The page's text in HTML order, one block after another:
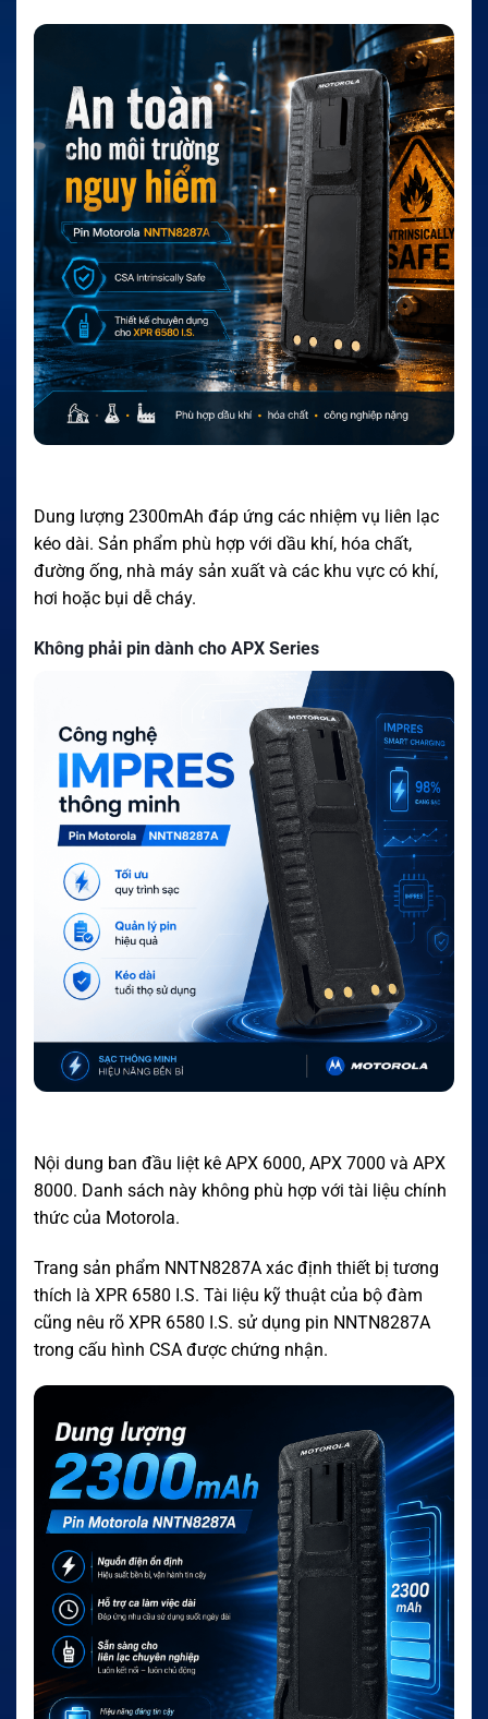
Dung lượng 2300mAh đáp ứng các nhiệm vụ liên lạc
kéo dài. Sản phẩm phù hợp với dầu khí, hóa chất,
đường ống, nhà máy sản xuất và các khu vực có khí,
hơi hoặc bụi dễ cháy.
Không phải pin dành cho APX Series
Nội dung ban đầu liệt kê APX 6000, APX 7000 và APX
8000. Danh sách này không phù hợp với tài liệu chính
thức của Motorola.
Trang sản phẩm NNTN8287A xác định thiết bị tương
thích là XPR 6580 I.S. Tài liệu kỹ thuật của bộ đàm
cũng nêu rõ XPR 6580 I.S. sử dụng pin NNTN8287A
trong cấu hình CSA được chứng nhận.